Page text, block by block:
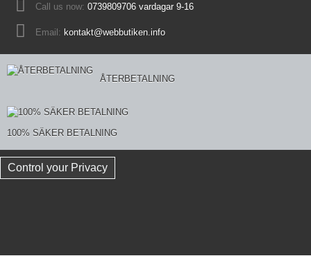
Call us now: 0739809706 vardagar 9-16
Email: kontakt@webbutiken.info
ÅTERBETALNING
100% SÄKER BETALNING
Control your Privacy